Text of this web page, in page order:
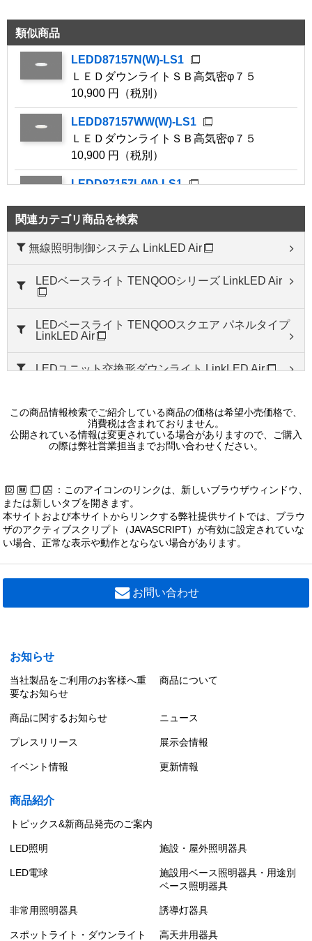
類似商品
LEDD87157N(W)-LS1
ＬＥＤダウンライトＳＢ高気密φ７５
10,900 円（税別）
LEDD87157WW(W)-LS1
ＬＥＤダウンライトＳＢ高気密φ７５
10,900 円（税別）
LEDD87157L(W)-LS1
10,900 円（税別）
LEDD87157N(K)-LS1
ＬＥＤダウンライトＳＢ高気密φ７５
10,900 円（税別）
LEDD87157WW(K)-LS1
ＬＥＤダウンライトＳＢ高気密φ７５
10,900 円（税別）
LEDD87157L(K)-LS1
LEDD87156N(W)-LS1
ＬＥＤダウンライトＳＢ高気密φ７５
LEDD87156WW(W)-LS1
ＬＥＤダウンライトＳＢ高気密φ７５
7,800 円（税別）
7,800 円（税別）
関連カテゴリ商品を検索
無線照明制御システム LinkLED Air
LEDベースライト TENQOOシリーズ LinkLED Air
LEDベースライト TENQOOスクエア パネルタイプ
LinkLED Air
LEDユニット交換形ダウンライト LinkLED Air
LEDユニット交換形ダウンライト LinkLED Air
LEDユニット交換形ダウンライト 一般形黒色反射
板
反射板
LEDユニット交換形ダウンライト グレアレスタイ
プ
散カバータイプ）
LEDユニット交換形ダウンライト グレアレス（ソ
フトグラデーションタイプ）
LEDユニット交換形ダウンライト 黒色深形タイプ
LEDユニット交換形ダウンライト 傾斜天井用
LEDユニット交換形ダウンライト ウォールウォッ
LEDユニット交換形ダウンライト 和風（丸形）
LEDユニット交換形ダウンライト 和風（角形）
この商品情報検索でご紹介している商品の価格は希望小売価格で、
消費税は含まれておりません。
公開されている情報は変更されている場合がありますので、ご購入
の際は弊社営業担当までお問い合わせください。
：このアイコンのリンクは、新しいブラウザウィンドウ、
または新しいタブを開きます。
本サイトおよび本サイトからリンクする弊社提供サイトでは、ブラウ
ザのアクティブスクリプト（JAVASCRIPT）が有効に設定されていな
い場合、正常な表示や動作とならない場合があります。
お問い合わせ
お知らせ
当社製品をご利用のお客様へ重
要なお知らせ
商品について
商品に関するお知らせ ニュース
プレスリリース 展示会情報
イベント情報 更新情報
商品紹介
トピックス&新商品発売のご案内
LED照明 施設・屋外照明器具
LED電球
施設用ベース照明器具・用途別
ベース照明器具
非常用照明器具 誘導灯器具
スポットライト・ダウンライト 高天井用器具